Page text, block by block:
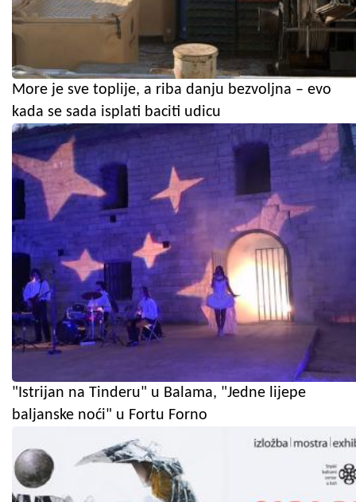
More je sve toplije, a riba danju bezvoljna – evo
kada se sada isplati baciti udicu
"Istrijan na Tinderu" u Balama, "Jedne lijepe
baljanske noći" u Fortu Forno